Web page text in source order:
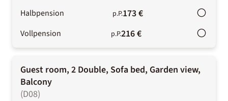
Halbpension p.P.173 €
Vollpension p.P.216 €
Guest room, 2 Double, Sofa bed, Garden view,
Balcony
(D08)